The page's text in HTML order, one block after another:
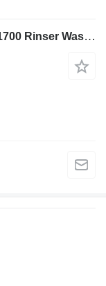
Terex M1700 Powerscreen Chieftain 1700 Rinser Washplant